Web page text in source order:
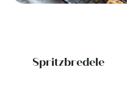
Spritzbredele